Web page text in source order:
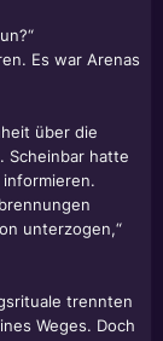
Es war Arenas
über die
Scheinbar hatte
unterzogen,“
trennten
Weges. Doch